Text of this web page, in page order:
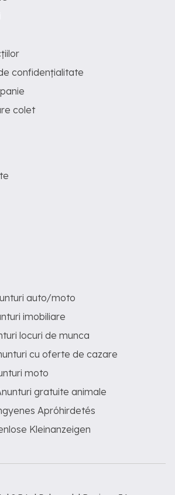
confidențialitate
colet
auto/moto
imobiliare
locuri de munca
cu oferte de cazare
moto
gratuite animale
Apróhirdetés
Kleinanzeigen